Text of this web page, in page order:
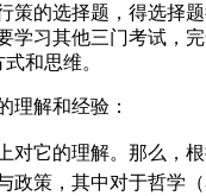
的选择题，得选择
习其他三门考试，
和思维。
理解和经验：
的理解。那么，
策，其中对于哲学